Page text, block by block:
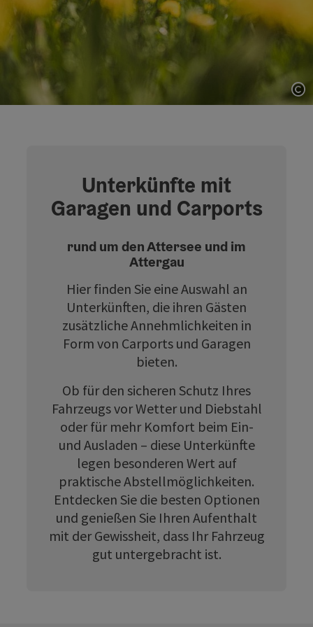
Unterkünfte mit
Garagen und Carports
rund um den Attersee und im
Attergau
Hier finden Sie eine Auswahl an
Unterkünften, die ihren Gästen
zusätzliche Annehmlichkeiten in
Form von Carports und Garagen
bieten.
Ob für den sicheren Schutz Ihres
Fahrzeugs vor Wetter und Diebstahl
oder für mehr Komfort beim Ein-
und Ausladen – diese Unterkünfte
legen besonderen Wert auf
praktische Abstellmöglichkeiten.
Entdecken Sie die besten Optionen
und genießen Sie Ihren Aufenthalt
mit der Gewissheit, dass Ihr Fahrzeug
gut untergebracht ist.